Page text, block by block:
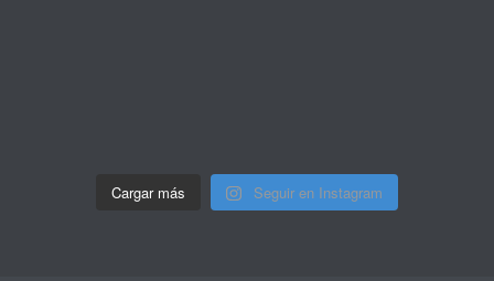
Cargar más Seguir en Instagram